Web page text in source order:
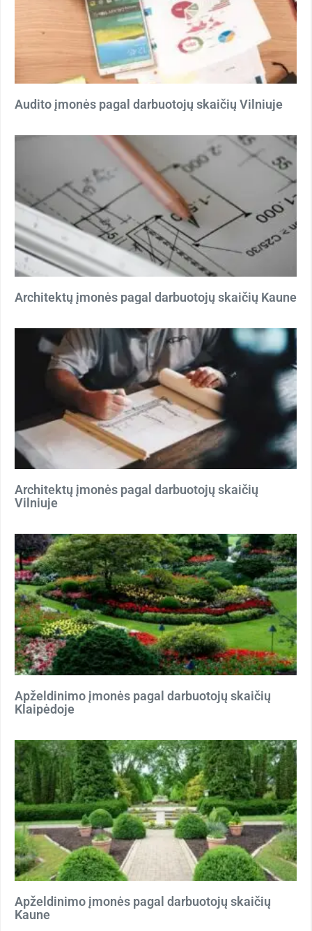
Audito įmonės pagal darbuotojų skaičių Vilniuje
Architektų įmonės pagal darbuotojų skaičių Kaune
Architektų įmonės pagal darbuotojų skaičių
Vilniuje
Apželdinimo įmonės pagal darbuotojų skaičių
Klaipėdoje
Apželdinimo įmonės pagal darbuotojų skaičių
Kaune